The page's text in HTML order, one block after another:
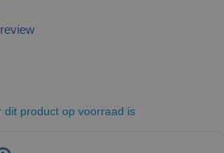
dit product op voorraad is